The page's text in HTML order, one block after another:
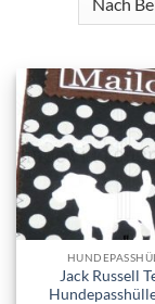
Jack Russell